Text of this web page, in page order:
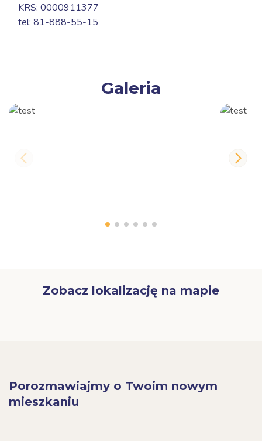
KRS: 0000911377
tel: 81-888-55-15
Galeria
Zobacz lokalizację na mapie
Porozmawiajmy o Twoim nowym
mieszkaniu